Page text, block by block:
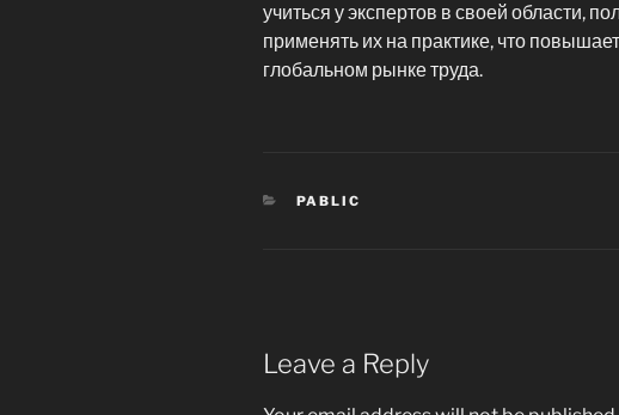
учиться у экспертов в своей области,
применять их на практике, что
глобальном рынке труда.
CATEGORIES
PABLIC
Leave a Reply